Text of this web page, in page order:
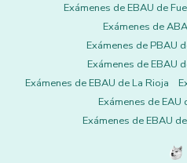
Exámenes de EBAU de
Exámenes de
Exámenes de PBAU
Exámenes de EBAU
Exámenes de EBAU de La Rioja
Exámenes de EAU
Exámenes de EBAU